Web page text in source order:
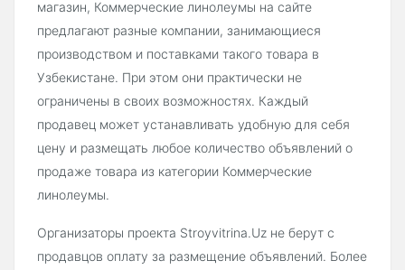
магазин, Коммерческие линолеумы на сайте
предлагают разные компании, занимающиеся
производством и поставками такого товара в
Узбекистане. При этом они практически не
ограничены в своих возможностях. Каждый
продавец может устанавливать удобную для себя
цену и размещать любое количество объявлений о
продаже товара из категории Коммерческие
линолеумы.
Организаторы проекта Stroyvitrina.Uz не берут с
продавцов оплату за размещение объявлений. Более